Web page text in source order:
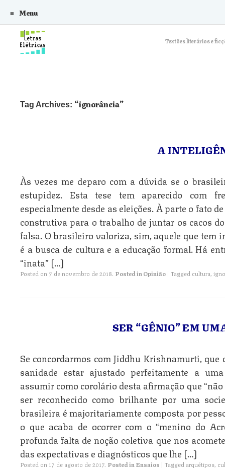
Textões literários e
Menu
Skip to content
Tag Archives: ignorância
A
Às vezes me deparo com a dúvida se o
estupidez. Esta tese tem aparecido com
especialmente desde as eleições. À parte o fato
construtiva para o trabalho de juntar os cacos
falsa. O brasileiro valoriza, sim, aquele que tem
é a busca de cultura e a educação formal. Há
“inata” […]
Posted on 7 de novembro de 2018. Posted in Opinião | Tagged cultura,
SER “GÊNIO” EM
Se concordarmos com Jiddhu Krishnamurti,
sanidade estar ajustado perfeitamente a
assumir como corolário desta afirmação que
ser reconhecido como brilhante por uma
brasileira é majoritariamente composta por
o que acaba de ocorrer com o “menino do
profunda falta de noção coletiva que nos
das expectativas e diagnósticos que lhe […]
Posted on 17 de agosto de 2017. Posted inEnsaios | Tagged arquétipos,